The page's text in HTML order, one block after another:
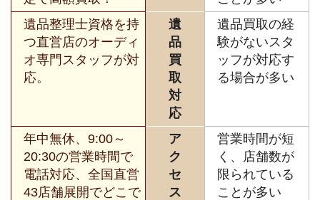
遺品整理士資格を持
つ直営店のオーディ
オ専門スタッフが対
応。
遺
品
買
取
対
応
遺品買取の経
験がないスタ
ッフが対応す
る場合が多い
年中無休、9:00～
20:30の営業時間で
電話対応、全国直営
43店舗展開でどこで
ア
ク
セ
ス
営業時間が短
く、店舗数が
限られている
ことが多い